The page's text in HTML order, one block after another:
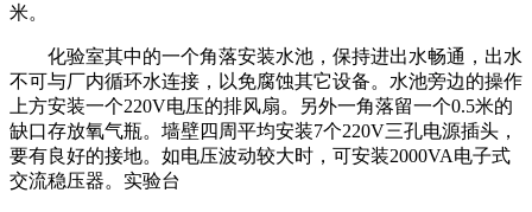
米。
化验室其中的一个角落安装水池，保持进出水畅通，出水
不可与厂内循环水连接，以免腐蚀其它设备。水池旁边的操作
上方安装一个220V电压的排风扇。另外一角落留一个0.5米的
缺口存放氧气瓶。墙壁四周平均安装7个220V三孔电源插头，
要有良好的接地。如电压波动较大时，可安装2000VA电子式
交流稳压器。实验台